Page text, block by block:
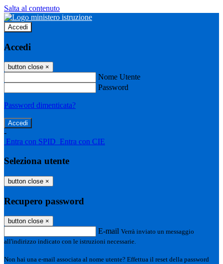
Salta al contenuto
Accedi
Accedi
button close ×
Nome Utente
Password
Password dimenticata?
-
Entra con SPID Entra con CIE
Seleziona utente
button close ×
Recupero password
button close ×
E-mail Verrà inviato un messaggio
all'indirizzo indicato con le istruzioni necessarie.
Non hai una e-mail associata al nome utente? Effettua il reset della password